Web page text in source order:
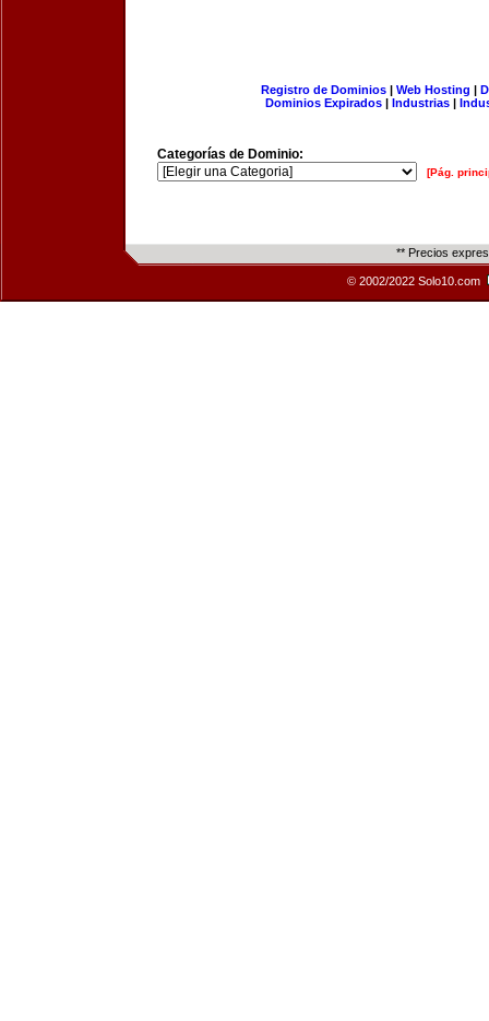
Registro de Dominios| Web Hosting |
Dominios Expirados | Industrias |
Categorías de Dominio:
[Pág.
** Precios
© 2002/2022 Solo10.com